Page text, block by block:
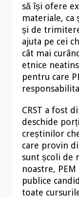
să își ofere
materiale,
și de
ajuta pe cei
cât mai
etnice
pentru care
CRST a fost
deschide
creștinilor
care provin
sunt școli de
noastre,
publice
toate